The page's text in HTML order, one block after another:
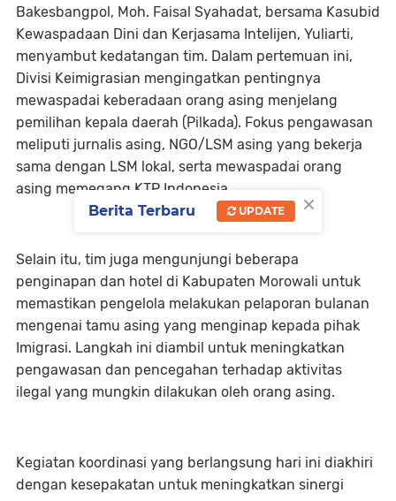
Bakesbangpol, Moh. Faisal Syahadat, bersama Kasubid
Kewaspadaan Dini dan Kerjasama Intelijen, Yuliarti,
menyambut kedatangan tim. Dalam pertemuan ini,
Divisi Keimigrasian mengingatkan pentingnya
mewaspadai keberadaan orang asing menjelang
pemilihan kepala daerah (Pilkada). Fokus pengawasan
meliputi jurnalis asing, NGO/LSM asing yang bekerja
sama dengan LSM lokal, serta mewaspadai orang
asing memegang KTP Indonesia.
Selain itu, tim juga mengunjungi beberapa
penginapan dan hotel di Kabupaten Morowali untuk
memastikan pengelola melakukan pelaporan bulanan
mengenai tamu asing yang menginap kepada pihak
Imigrasi. Langkah ini diambil untuk meningkatkan
pengawasan dan pencegahan terhadap aktivitas
ilegal yang mungkin dilakukan oleh orang asing.
Kegiatan koordinasi yang berlangsung hari ini diakhiri
dengan kesepakatan untuk meningkatkan sinergi
×
Berita Terbaru UPDATE